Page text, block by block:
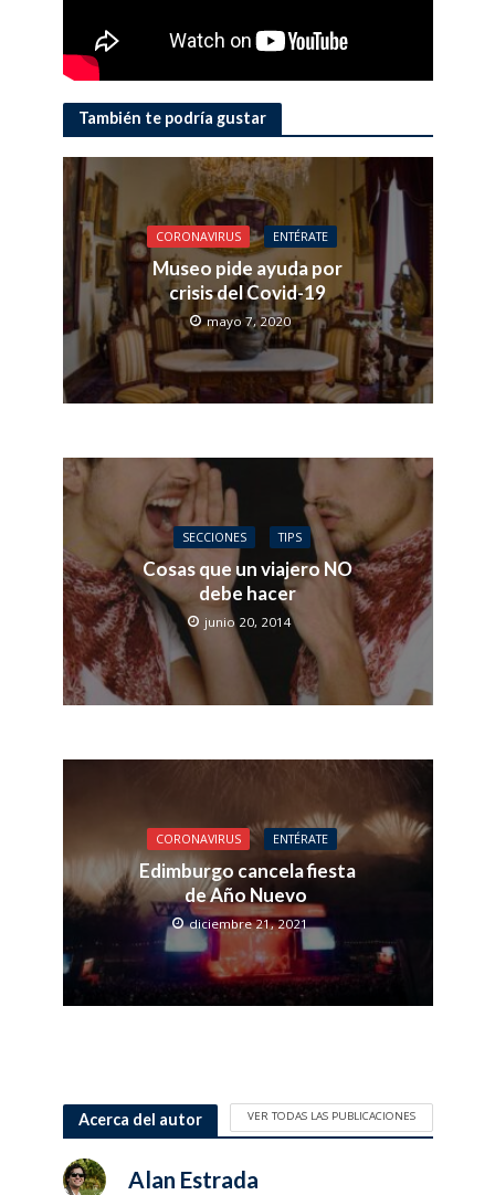
También te podría gustar
CORONAVIRUS ENTÉRATE
Museo pide ayuda por
crisis del Covid-19
mayo 7, 2020
SECCIONES TIPS
Cosas que un viajero NO
debe hacer
junio 20, 2014
CORONAVIRUS ENTÉRATE
Edimburgo cancela fiesta
de Año Nuevo
diciembre 21, 2021
Acerca del autor VER TODAS LAS PUBLICACIONES
Alan Estrada